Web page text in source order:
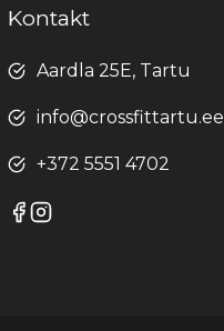
Kontakt
Aardla 25E, Tartu
info@crossfittartu.ee
+372 5551 4702